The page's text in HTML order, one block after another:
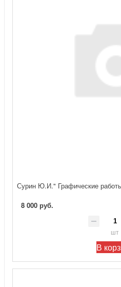
Сурин Ю.И." Графические
8 000 руб.
шт
В